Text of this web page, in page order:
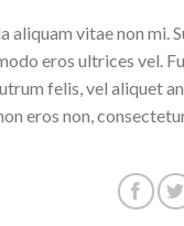
aliquam vitae non
eros ultrices vel.
felis, vel aliquet
eros non,